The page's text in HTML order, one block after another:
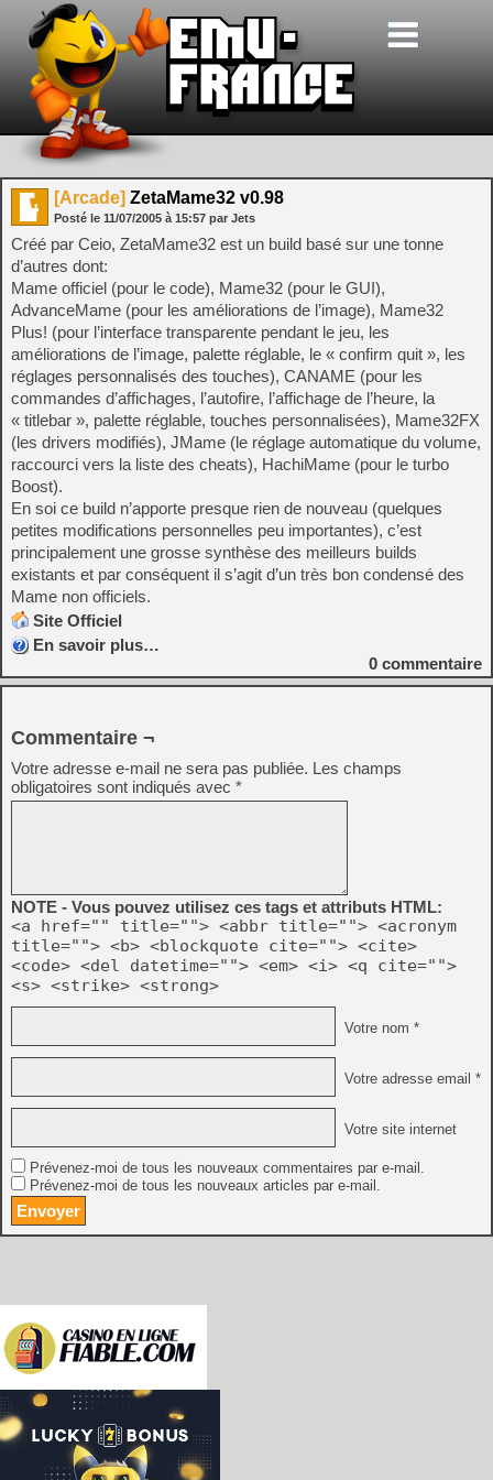
[Arcade] ZetaMame32 v0.98
Posté le 11/07/2005 à 15:57 par Jets
Créé par Ceio, ZetaMame32 est un build basé sur une tonne
d’autres dont:
Mame officiel (pour le code), Mame32 (pour le GUI),
AdvanceMame (pour les améliorations de l’image), Mame32
Plus! (pour l’interface transparente pendant le jeu, les
améliorations de l’image, palette réglable, le « confirm quit », les
réglages personnalisés des touches), CANAME (pour les
commandes d’affichages, l’autofire, l’affichage de l’heure, la
« titlebar », palette réglable, touches personnalisées), Mame32FX
(les drivers modifiés), JMame (le réglage automatique du volume,
raccourci vers la liste des cheats), HachiMame (pour le turbo
Boost).
En soi ce build n’apporte presque rien de nouveau (quelques
petites modifications personnelles peu importantes), c’est
principalement une grosse synthèse des meilleurs builds
existants et par conséquent il s’agit d’un très bon condensé des
Mame non officiels.
Site Officiel
En savoir plus…
0 commentaire
Commentaire ¬
Votre adresse e-mail ne sera pas publiée. Les champs
obligatoires sont indiqués avec *
NOTE - Vous pouvez utilisez ces tags et attributs HTML:
<a href="" title=""> <abbr title=""> <acronym
title=""> <b> <blockquote cite=""> <cite>
<code> <del datetime=""> <em> <i> <q cite="">
<s> <strike> <strong>
Votre nom *
Votre adresse email *
Votre site internet
Prévenez-moi de tous les nouveaux commentaires par e-mail.
Prévenez-moi de tous les nouveaux articles par e-mail.